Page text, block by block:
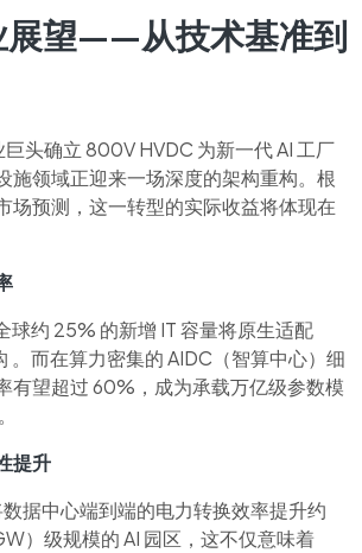
望——从技术基准到
巨头确立 800V HVDC 为新一代 AI 工厂
施领域正迎来一场深度的架构重构。根
场预测，这一转型的实际收益将体现在
球约 25% 的新增 IT 容量将原生适配
而在算力密集的 AIDC（智算中心）细
有望超过 60%，成为承载万亿级参数模
提升
据中心端到端的电力转换效率提升约
）级规模的 AI 园区，这不仅意味着